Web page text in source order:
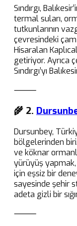
Sındırgı,
termal suları,
tutkunlarının
çevresindeki
Hisaralan
getiriyor. Ayrıca
Sındırgı’yı
⸻
🌾 2.
Dursunbey,
bölgelerinden
ve köknar
yürüyüş
için eşsiz bir
sayesinde şehir
adeta gizli bir
⸻